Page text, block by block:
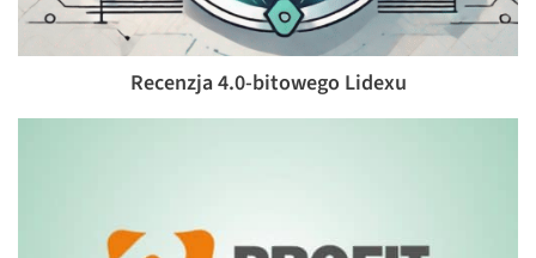
Recenzja 4.0-bitowego Lidexu